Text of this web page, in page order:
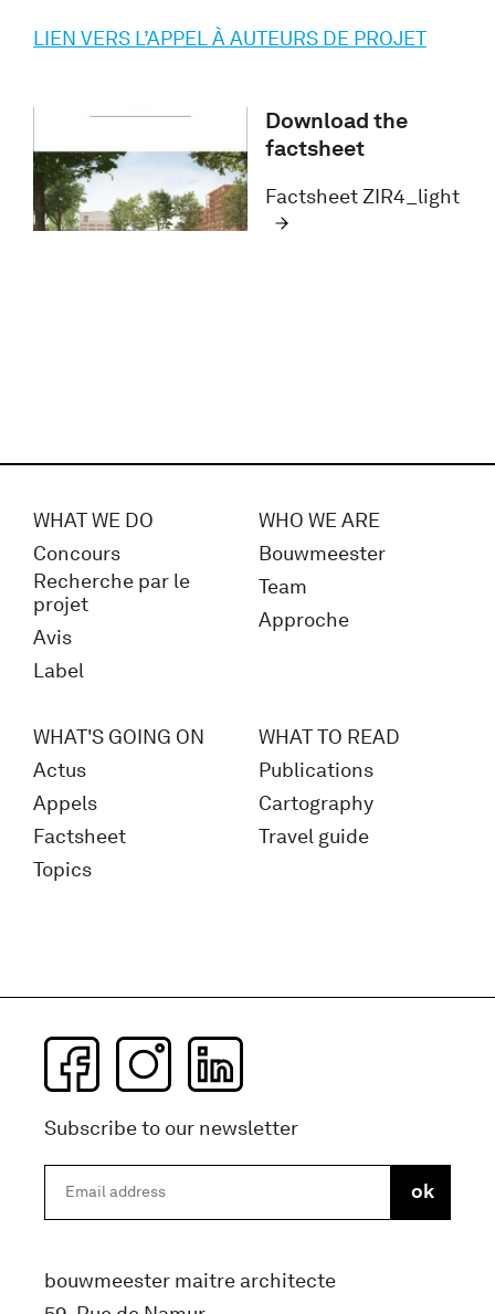
LIEN VERS L’APPEL À AUTEURS DE PROJET
Download the
factsheet
Factsheet ZIR4_light
WHAT WE DO
Concours
Recherche par le
projet
Avis
Label
WHO WE ARE
Bouwmeester
Team
Approche
WHAT'S GOING ON
Actus
Appels
Factsheet
Topics
WHAT TO READ
Publications
Cartography
Travel guide
Subscribe to our newsletter
bouwmeester maitre architecte